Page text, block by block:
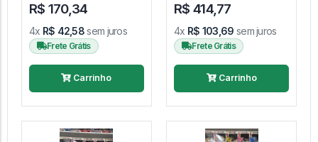
R$ 170,34
4x R$ 42,58sem juros
Frete Grátis
Carrinho
R$ 414,77
4x R$ 103,69 sem juros
Frete Grátis
Carrinho